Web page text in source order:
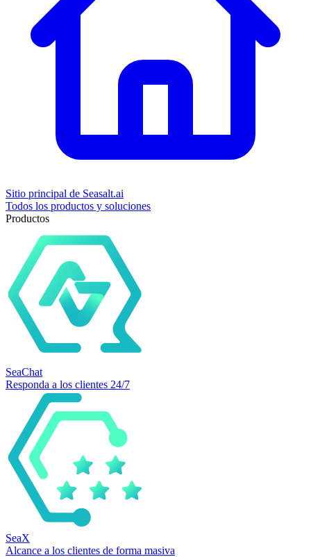
Sitio principal de Seasalt.ai
Todos los productos y soluciones
Productos
SeaChat
Responda a los clientes 24/7
SeaX
Alcance a los clientes de forma masiva